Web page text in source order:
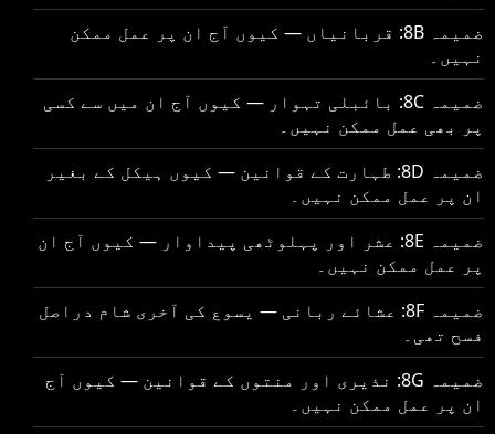
ضمیمہ 8B: قربانیاں — کیوں آج ان پر عمل ممکن
نہیں۔
ضمیمہ 8C: بائبلی تہوار — کیوں آج ان میں سے کسی
پر بھی عمل ممکن نہیں۔
ضمیمہ 8D: طہارت کے قوانین — کیوں ہیکل کے بغیر
ان پر عمل ممکن نہیں۔
ضمیمہ 8E: عشر اور پہلوٹھی پیداوار — کیوں آج ان
پر عمل ممکن نہیں۔
ضمیمہ 8F: عشائے ربانی — یسوع کی آخری شام دراصل
فسح تھی۔
ضمیمہ 8G: نذیری اور منتوں کے قوانین — کیوں آج
ان پر عمل ممکن نہیں۔